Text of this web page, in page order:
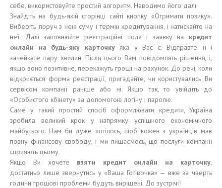
себе, використовуйте простий алгоритм. Наводимо його далі.
Знайдіть на будь-якій сторінці сайті кнопку «Отримати позику».
Виберіть поруч з нею суму і термін кредитування, і натискайте на
неї. Далі заповнюйте реєстраційні поля і заявку на кредит
онлайн на будь-яку карточкуяка у Вас є. Відправте її і
зачейкате пару хвилин. Після цього Вам повідомлять рішення, і,
якщо воно позитивне, перекажуть гроші на рахунок. До речі, коли
відкриється форма реєстрації, пригадайте, чи користувались Ви
сервісом компанії раніше або ні. Якщо так, то увійдіть до
«Особистого кбінету» за допомогою логіну і паролю.
Саме у такий простий спосіб оформлювати кредити, Україна
зробила великий крок у напрямку успішного економічного
майбутього. Нам би дуже хотілось, щоб кожен з українців мав
повну фінансову свободу, і ми пишаємось, що послуги компанії
сприяють цьому.
Якщо Ви хочете взяти кредит онлайн на карточку,
достатньо лише звернутись у «Ваша Готівочка» — вже за чверть
години грошові проблеми будуть вирішені. До зустрічі!